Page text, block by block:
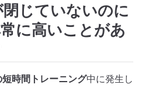
じていないのに
に高いことがあ
時間トレーニング中に発生し